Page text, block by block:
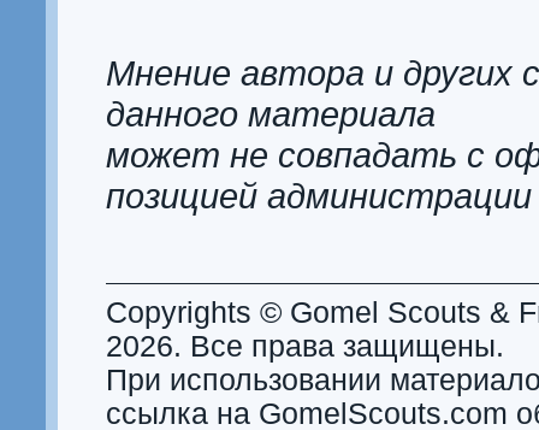
Мнение автора и других
данного материала
может не совпадать с
позицией
Copyrights © Gomel Scouts &
2026. Все права защищены.
При использовании
ссылка на GomelScouts.com